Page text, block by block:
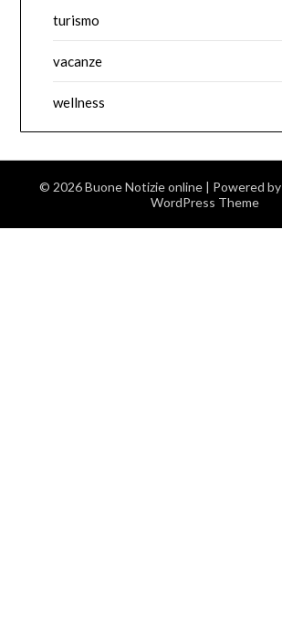
turismo
vacanze
wellness
© 2026 Buone Notizie online | Powered by
WordPress Theme